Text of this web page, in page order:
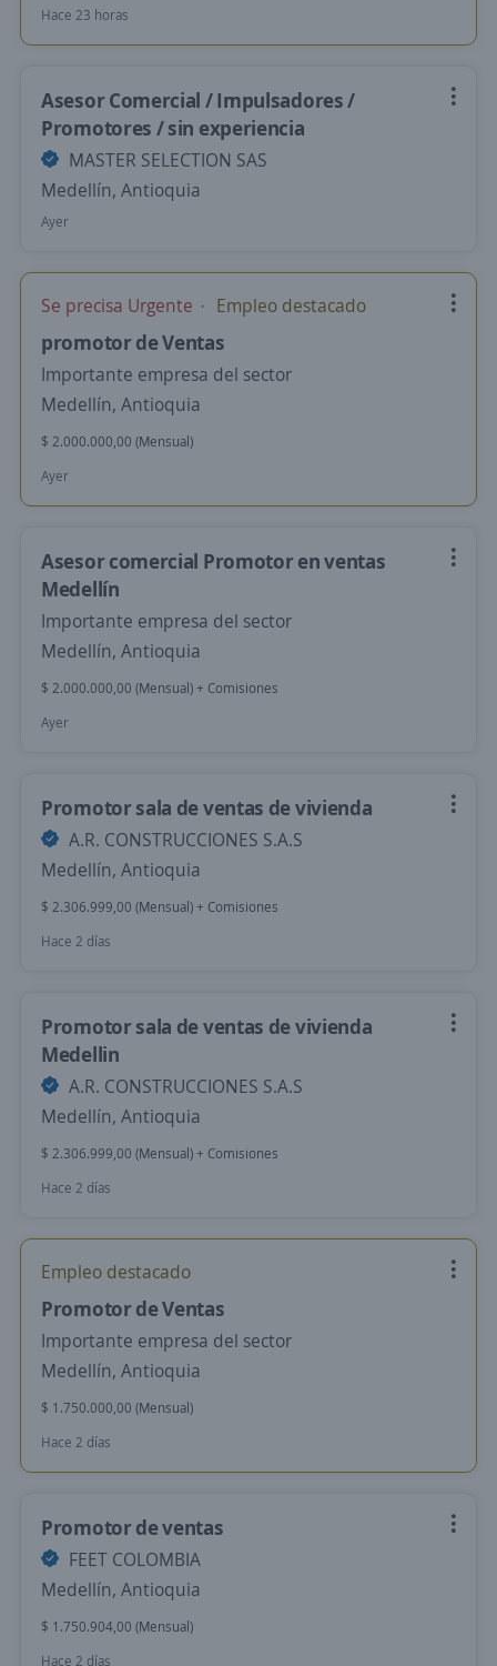
Hace 23 horas
Asesor Comercial / Impulsadores /
Promotores / sin experiencia
MASTER SELECTION SAS
Medellín, Antioquia
Ayer
Se precisa Urgente Empleo destacado
promotor de Ventas
Importante empresa del sector
Medellín, Antioquia
$ 2.000.000,00 (Mensual)
Ayer
Asesor comercial Promotor en ventas
Medellín
Importante empresa del sector
Medellín, Antioquia
$ 2.000.000,00 (Mensual) + Comisiones
Ayer
Promotor sala de ventas de vivienda
A.R. CONSTRUCCIONES S.A.S
Medellín, Antioquia
$ 2.306.999,00 (Mensual) + Comisiones
Hace 2 días
Promotor sala de ventas de vivienda
Medellin
A.R. CONSTRUCCIONES S.A.S
Medellín, Antioquia
$ 2.306.999,00 (Mensual) + Comisiones
Hace 2 días
Empleo destacado
Promotor de Ventas
Importante empresa del sector
Medellín, Antioquia
$ 1.750.000,00 (Mensual)
Hace 2 días
Promotor de ventas
FEET COLOMBIA
Medellín, Antioquia
$ 1.750.904,00 (Mensual)
Hace 2 días